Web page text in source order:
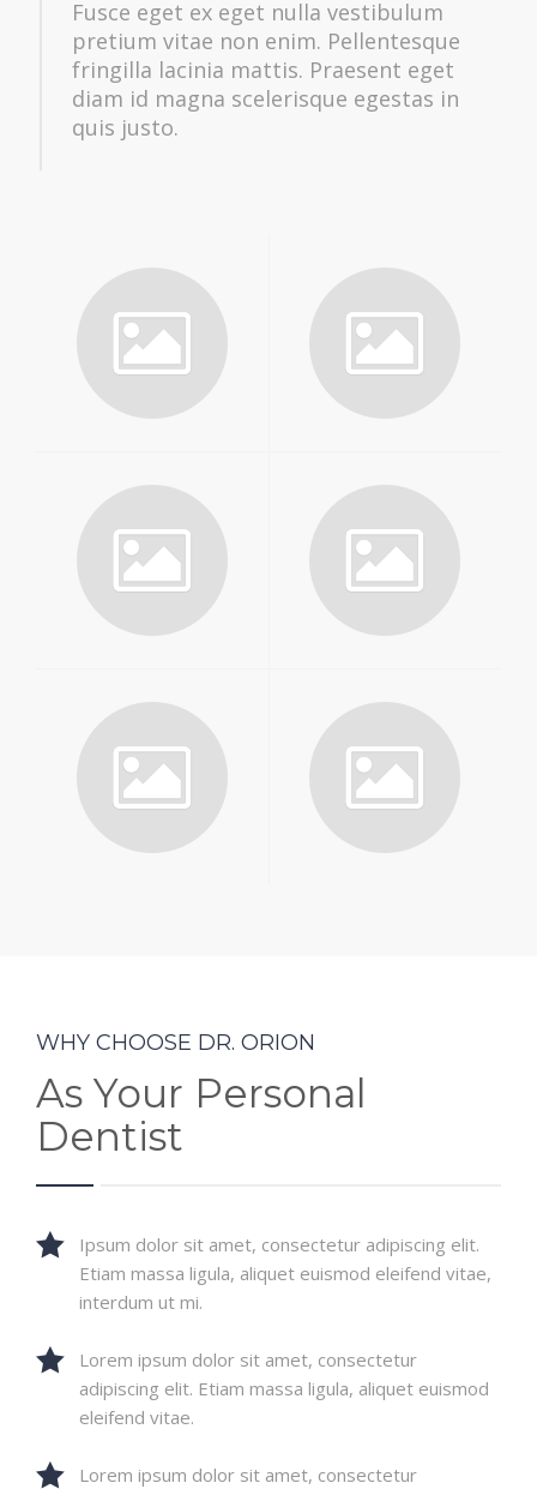
Fusce eget ex eget nulla vestibulum
pretium vitae non enim. Pellentesque
fringilla lacinia mattis. Praesent eget
diam id magna scelerisque egestas in
quis justo.
WHY CHOOSE DR. ORION
As Your Personal
Dentist
Ipsum dolor sit amet, consectetur adipiscing elit.
Etiam massa ligula, aliquet euismod eleifend vitae,
interdum ut mi.
Lorem ipsum dolor sit amet, consectetur
adipiscing elit. Etiam massa ligula, aliquet euismod
eleifend vitae.
Lorem ipsum dolor sit amet, consectetur